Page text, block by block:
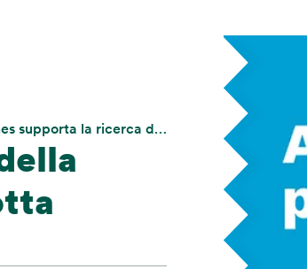
Unes supporta la ricerca della Fondazione AIRC per la lotta contro il cancro